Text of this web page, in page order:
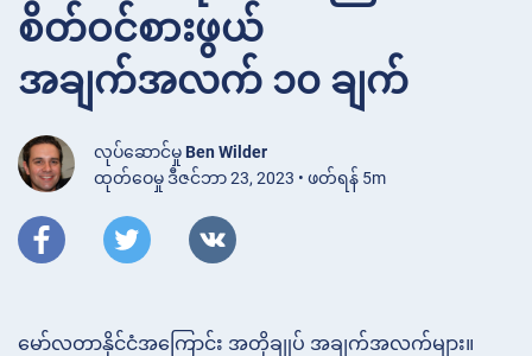
စိတ်ဝင်စားဖွယ်
အချက်အလက် ၁၀ ချက်
လုပ်ဆောင်မှု Ben Wilder
ထုတ်ဝေမှု ဒီဇင်ဘာ 23, 2023 • ဖတ်ရန် 5m
မော်လတာနိုင်ငံအကြောင်း အတိုချုပ် အချက်အလက်များ။